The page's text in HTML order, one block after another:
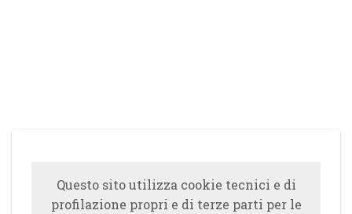
Questo sito utilizza cookie tecnici e di
profilazione propri e di terze parti per le